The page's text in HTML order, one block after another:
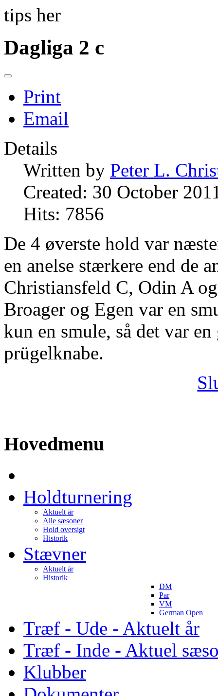
tips her
Dagliga 2 c
Print
Email
Details
Written by Peter L.
Created: 30 October
Hits: 7856
De 4 øverste hold var
en anelse stærkere end de
Christiansfeld C, Odin A
Broager og Egen var en
kun en smule, så det var
prügelknabe.
Hovedmenu
Holdturnering
Aktuelt år
Alle sæsoner
Hold oversigt
Historik
Stævner
Aktuelt år
Historik
DM
Par
VM
German Open
Træf - Ude - Aktuelt år
Træf - Inde - Aktuel
Klubber